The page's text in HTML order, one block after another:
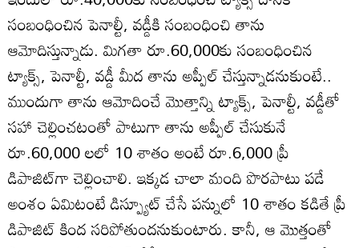
సంబంధించిన పెనాల్టీ, వడ్డీకి సంబంధించి తాను
ఆమోదిస్తున్నాడు. మిగతా రూ.60,000కు సంబంధించిన
ట్యాక్స్‌, పెనాల్టీ, వడ్డీ మీద తాను అప్పీల్‌ చేస్తున్నాడనుకుంటే..
ముందుగా తాను ఆమోదించే మొత్తాన్ని ట్యాక్స్‌, పెనాల్టీ, వడ్డీతో
సహా చెల్లించటంతో పాటుగా తాను అప్పీల్‌ చేసుకునే
రూ.60,000 లలో 10 శాతం అంటే రూ.6,000 ప్రీ
డిపాజిట్‌గా చెల్లించాలి. ఇక్కడ చాలా మంది పొరపాటు పడే
అంశం ఏమిటంటే డిస్ప్యూట్‌ చేసే పన్నులో 10 శాతం కడితే ప్రీ
డిపాజిట్‌ కింద సరిపోతుందనుకుంటారు. కానీ, ఆ మొత్తంతో